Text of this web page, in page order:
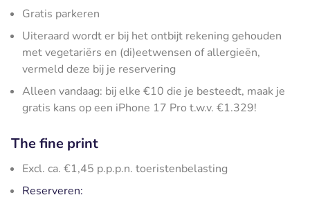
Gratis parkeren
Uiteraard wordt er bij het ontbijt rekening gehouden
met vegetariërs en (di)eetwensen of allergieën,
vermeld deze bij je reservering
Alleen vandaag: bij elke €10 die je besteedt, maak je
gratis kans op een iPhone 17 Pro t.w.v. €1.329!
The fine print
Excl. ca. €1,45 p.p.p.n. toeristenbelasting
Reserveren: